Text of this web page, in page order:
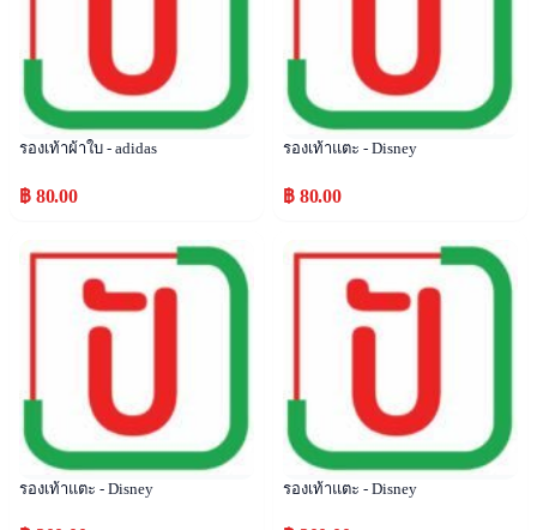
รองเท้าผ้าใบ - adidas
฿ 80.00
รองเท้าแตะ - Disney
฿ 80.00
Popular
รองเท้าแตะ - Disney
Popular
รองเท้าแตะ - Disney